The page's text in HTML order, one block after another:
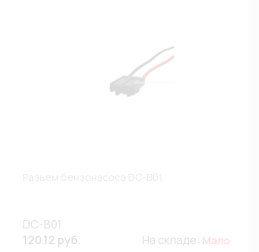
DC-B01
120.12 руб.
На складе: Мало